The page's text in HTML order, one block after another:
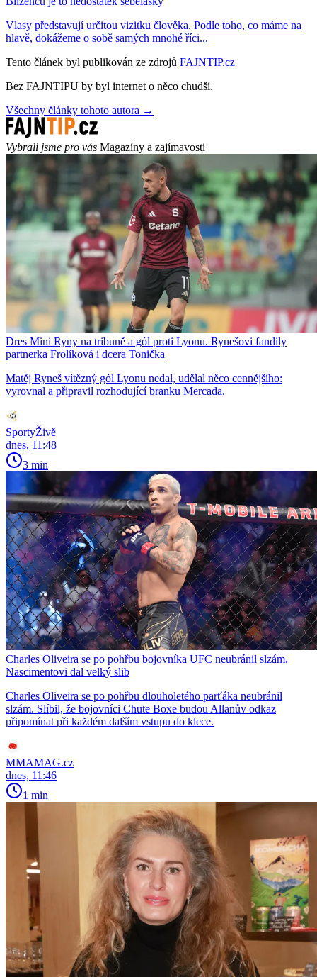
Vlasy představují určitou vizitku člověka. Podle toho, co máme na
hlavě, dokážeme o sobě samých mnohé říci...
Tento článek byl publikován ze zdrojů FAJNTIP.cz
Bez FAJNTIPU by byl internet o něco chudší.
Všechny články tohoto autora →
Vybrali jsme pro vás Magazíny a zajímavosti
Dres Mini Ryny na tribuně a gól proti Lyonu. Rynešovi fandily
partnerka Frolíková i dcera Tonička
Matěj Ryneš vítězný gól Lyonu nedal, udělal něco cennějšího:
vyrovnal a připravil rozhodující branku Mercada.
SportyŽivě
dnes, 11:48
3 min
Charles Oliveira se po pohřbu bojovníka UFC neubránil slzám.
Nascimentovi dal velký slib
Charles Oliveira se po pohřbu dlouholetého parťáka neubránil
slzám. Slíbil, že bojovníci Chute Boxe budou Allanův odkaz
připomínat při každém dalším vstupu do klece.
MMAMAG.cz
dnes, 11:46
1 min